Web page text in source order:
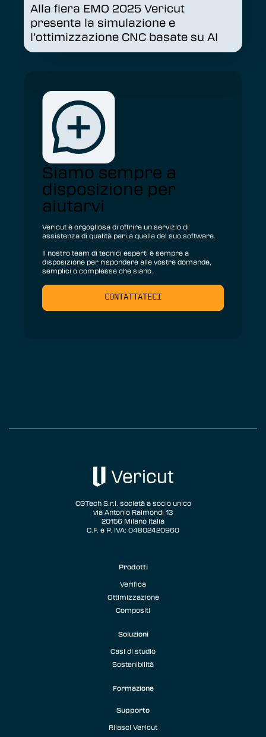
Alla fiera EMO 2025 Vericut
presenta la simulazione e
l’ottimizzazione CNC basate su AI
Siamo sempre a
disposizione per
aiutarvi
Vericut è orgogliosa di offrire un servizio di
assistenza di qualità pari a quella del suo software.
Il nostro team di tecnici esperti è sempre a
disposizione per rispondere alle vostre domande,
semplici o complesse che siano.
CONTATTATECI
CGTech S.r.l. società a socio unico
via Antonio Raimondi 13
20156 Milano Italia
C.F. e P. IVA: 04802420960
Prodotti
Verifica
Ottimizzazione
Compositi
Soluzioni
Casi di studio
Sostenibilità
Formazione
Supporto
Rilasci Vericut